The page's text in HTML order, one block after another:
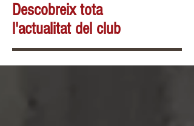
Descobreix tota
l'actualitat del club